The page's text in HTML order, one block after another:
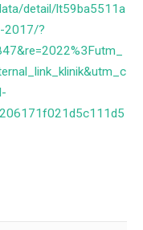
detail/lt59ba5511a
2017/?